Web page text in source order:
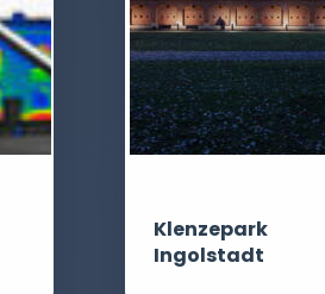
Klenzepark
Ingolstadt